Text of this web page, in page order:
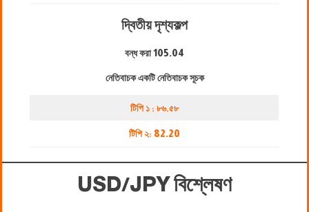
দ্বিতীয় দৃশ্যকল্প
বন্ধ করা105.04
নেতিবাচক একটি নেতিবাচক সূচক
টিপি ১ : ৮৬.৫৮
টিপি ২: 82.20
USD/JPY বিশ্লেষণ